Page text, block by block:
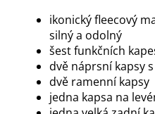
ikonický fleecový
silný a odolný
šest funkčních
dvě náprsní kapsy
dvě ramenní kapsy
jedna kapsa na